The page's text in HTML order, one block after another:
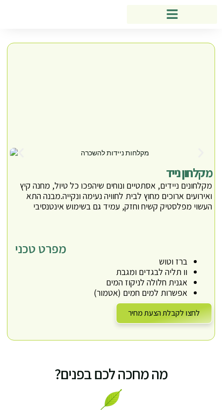
מקלחון נייד
מקלחונים ניידים, אסתטיים ונוחים שיהפכו כל טיול, מחנה קיץ
ואירועים ארוכים מחוץ לבית לחוויה נעימה ונקייה.מבנה התא
העשוי מפלסטיק קשיח וחזק, עמיד גם בשימוש אינטנסיבי
מפרט טכני
ברז וטוש
וו תליה לבגדים ומגבת
אגנית חלולה לניקוז המים
אפשרות למים חמים (אטמור)
לחצו לקבלת הצעת מחיר
מה מחכה לכם בפנים?